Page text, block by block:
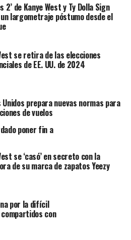
2’ de Kanye West y Ty Dolla Sign
largometraje póstumo desde el
se retira de las elecciones
de EE. UU. de 2024
Unidos prepara nuevas normas para
de vuelos
poner fin a
se ‘casó’ en secreto con la
de su marca de zapatos Yeezy
por la difícil
con